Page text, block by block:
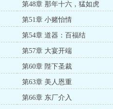
第48章 那年十六，猛如虎
第51章 小赌怡情
第54章 道器：百福结
第57章 大宴开端
第60章 陛下圣裁
第63章 美人恩重
第66章 东厂介入